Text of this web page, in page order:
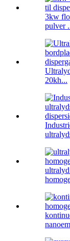
3kw
pulver
20kh...